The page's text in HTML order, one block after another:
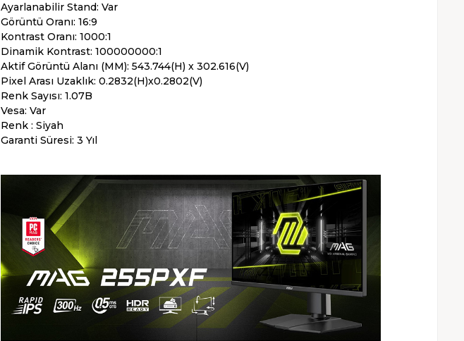
Ayarlanabilir Stand: Var
Görüntü Oranı: 16:9
Kontrast Oranı: 1000:1
Dinamik Kontrast: 100000000:1
Aktif Görüntü Alanı (MM): 543.744(H) x 302.616(V)
Pixel Arası Uzaklık: 0.2832(H)x0.2802(V)
Renk Sayısı: 1.07B
Vesa: Var
Renk : Siyah
Garanti Süresi: 3 Yıl